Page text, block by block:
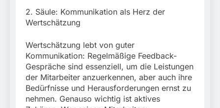
2. Säule: Kommunikation als Herz der
Wertschätzung
Wertschätzung lebt von guter
Kommunikation: Regelmäßige Feedback-
Gespräche sind essenziell, um die Leistungen
der Mitarbeiter anzuerkennen, aber auch ihre
Bedürfnisse und Herausforderungen ernst zu
nehmen. Genauso wichtig ist aktives